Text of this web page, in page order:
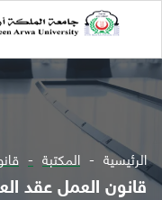
الرئيسية المكتبة
قانون العمل عقد